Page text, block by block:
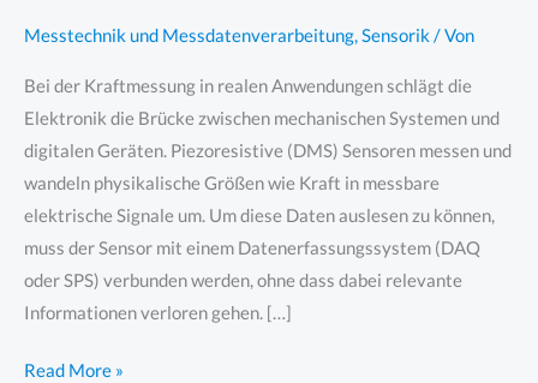
Messtechnik und Messdatenverarbeitung,Sensorik/ Von
Bei der Kraftmessung in realen Anwendungen schlägt die
Elektronik die Brücke zwischen mechanischen Systemen und
digitalen Geräten. Piezoresistive (DMS) Sensoren messen und
wandeln physikalische Größen wie Kraft in messbare
elektrische Signale um. Um diese Daten auslesen zu können,
muss der Sensor mit einem Datenerfassungssystem (DAQ
oder SPS) verbunden werden, ohne dass dabei relevante
Informationen verloren gehen. […]
Datenerfassung
Read More »